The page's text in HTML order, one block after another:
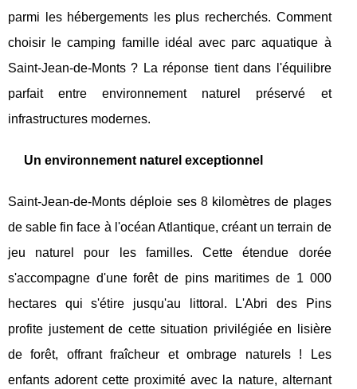
parmi les hébergements les plus recherchés. Comment
choisir le camping famille idéal avec parc aquatique à
Saint-Jean-de-Monts ? La réponse tient dans l'équilibre
parfait entre environnement naturel préservé et
infrastructures modernes.
Un environnement naturel exceptionnel
Saint-Jean-de-Monts déploie ses 8 kilomètres de plages
de sable fin face à l'océan Atlantique, créant un terrain de
jeu naturel pour les familles. Cette étendue dorée
s'accompagne d'une forêt de pins maritimes de 1 000
hectares qui s'étire jusqu'au littoral. L'Abri des Pins
profite justement de cette situation privilégiée en lisière
de forêt, offrant fraîcheur et ombrage naturels ! Les
enfants adorent cette proximité avec la nature, alternant